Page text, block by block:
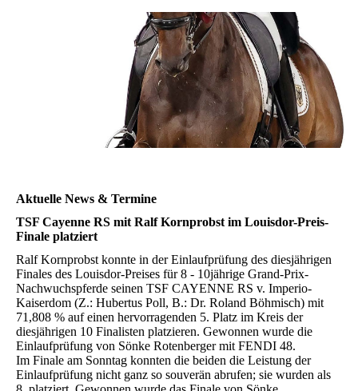
Aktuelle News & Termine
TSF Cayenne RS mit Ralf Kornprobst im Louisdor-Preis-
Finale platziert
Ralf Kornprobst konnte in der Einlaufprüfung des diesjährigen
Finales des Louisdor-Preises für 8 - 10jährige Grand-Prix-
Nachwuchspferde seinen TSF CAYENNE RS v. Imperio-
Kaiserdom (Z.: Hubertus Poll, B.: Dr. Roland Böhmisch) mit
71,808 % auf einen hervorragenden 5. Platz im Kreis der
diesjährigen 10 Finalisten platzieren. Gewonnen wurde die
Einlaufprüfung von Sönke Rotenberger mit FENDI 48.
Im Finale am Sonntag konnten die beiden die Leistung der
Einlaufprüfung nicht ganz so souverän abrufen; sie wurden als